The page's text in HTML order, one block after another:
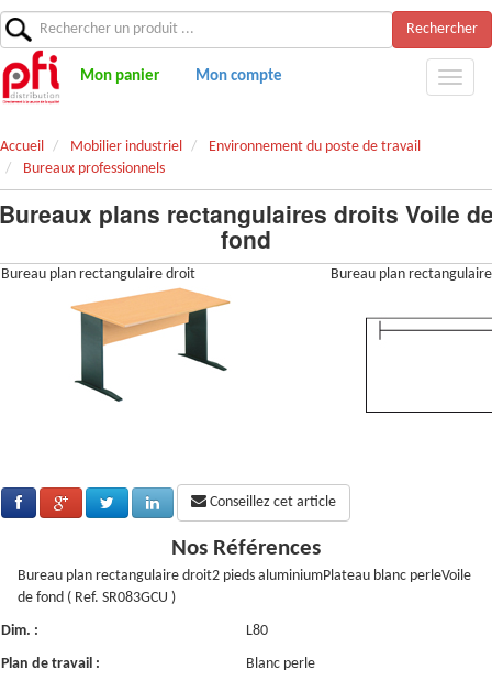
Rechercher
Mon panier Mon compte
Accueil Mobilier industriel
Environnement du poste de travail
Bureaux professionnels
plans rectangulaires droits Voile
fond
Bureau plan rectangulaire droit Bureau plan
Conseillez cet article
Nos Références
Bureau plan rectangulaire droit2 pieds aluminiumPlateau blanc perleVoile
de fond ( Ref. SR083GCU )
Dim. :
L80
Plan de travail :
Blanc perle